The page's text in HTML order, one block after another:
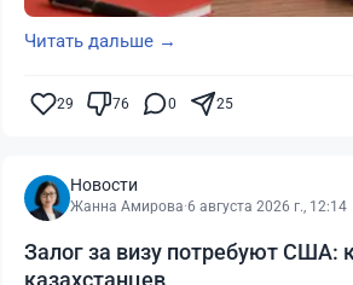
Читать дальше →
29 76 0 25
Новости
Жанна Амирова·6 августа 2026 г., 12:14
Залог за визу потребуют США: